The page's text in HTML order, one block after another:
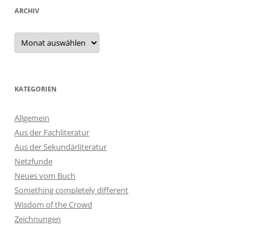
ARCHIV
Archiv
KATEGORIEN
Allgemein
Aus der Fachliteratur
Aus der Sekundärliteratur
Netzfunde
Neues vom Buch
Something completely different
Wisdom of the Crowd
Zeichnungen